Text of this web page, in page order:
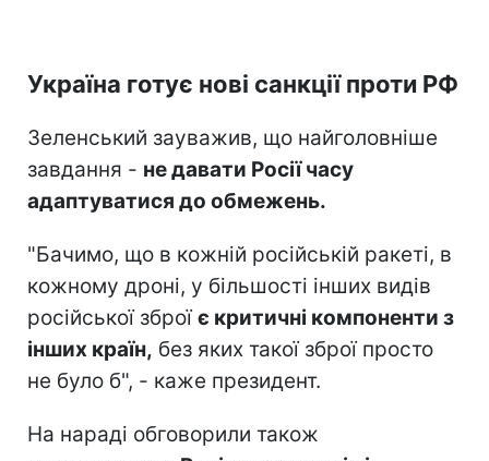
Україна готує нові санкції проти РФ
Зеленський зауважив, що найголовніше
завдання - не давати Росії часу
адаптуватися до обмежень.
"Бачимо, що в кожній російській ракеті, в
кожному дроні, у більшості інших видів
російської зброїє критичні компоненти з
інших країн, без яких такої зброї просто
не було б", - каже президент.
На нараді обговорили також